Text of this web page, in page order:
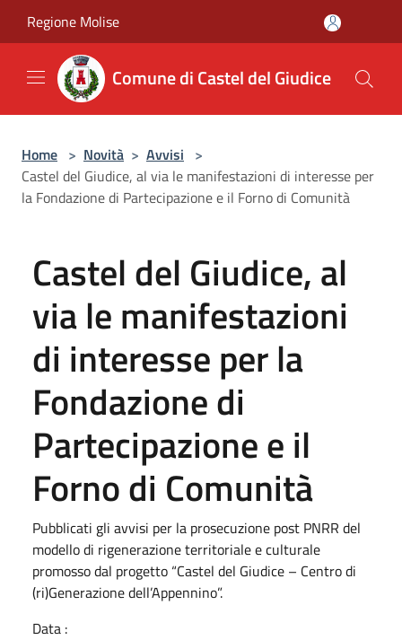
Regione Molise
Comune di Castel del Giudice
Home > Novità > Avvisi >
Castel del Giudice, al via le manifestazioni di interesse per
la Fondazione di Partecipazione e il Forno di Comunità
Castel del Giudice, al
via le manifestazioni
di interesse per la
Fondazione di
Partecipazione e il
Forno di Comunità
Pubblicati gli avvisi per la prosecuzione post PNRR del
modello di rigenerazione territoriale e culturale
promosso dal progetto “Castel del Giudice – Centro di
(ri)Generazione dell’Appennino”.
Data :